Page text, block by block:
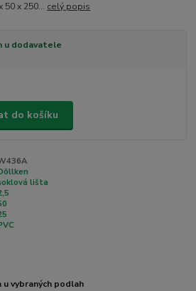
50 x 250... celý popis
u dodavatele
do košíku
lišta
u vybraných podlah